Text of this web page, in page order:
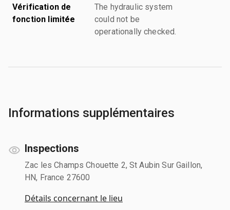
Vérification de
fonction limitée
The hydraulic system
could not be
operationally checked.
Informations supplémentaires
Inspections
Zac les Champs Chouette 2, St Aubin Sur Gaillon,
HN, France 27600
Détails concernant le lieu